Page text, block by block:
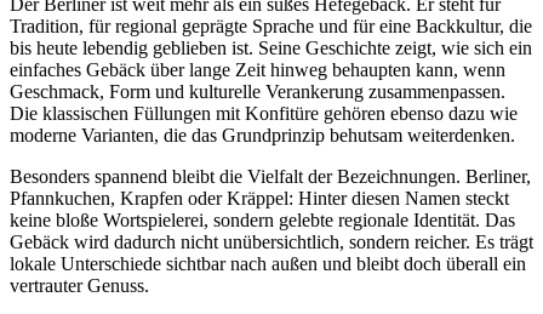
Der Berliner ist weit mehr als ein süßes Hefegebäck. Er steht für
Tradition, für regional geprägte Sprache und für eine Backkultur, die
bis heute lebendig geblieben ist. Seine Geschichte zeigt, wie sich ein
einfaches Gebäck über lange Zeit hinweg behaupten kann, wenn
Geschmack, Form und kulturelle Verankerung zusammenpassen.
Die klassischen Füllungen mit Konfitüre gehören ebenso dazu wie
moderne Varianten, die das Grundprinzip behutsam weiterdenken.
Besonders spannend bleibt die Vielfalt der Bezeichnungen. Berliner,
Pfannkuchen, Krapfen oder Kräppel: Hinter diesen Namen steckt
keine bloße Wortspielerei, sondern gelebte regionale Identität. Das
Gebäck wird dadurch nicht unübersichtlich, sondern reicher. Es trägt
lokale Unterschiede sichtbar nach außen und bleibt doch überall ein
vertrauter Genuss.